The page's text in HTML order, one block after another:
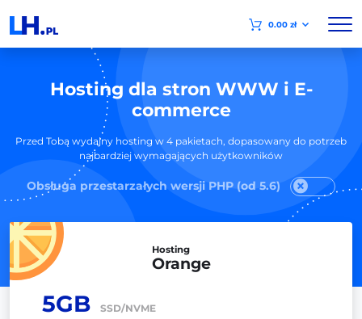
0.00 zł
Hosting dla stron WWW i E-
commerce
Przed Tobą wydajny hosting w 4 pakietach, dopasowany do potrzeb
najbardziej wymagających użytkowników
Obsługa przestarzałych wersji PHP (od 5.6)
Hosting
Orange
5GB SSD/NVME